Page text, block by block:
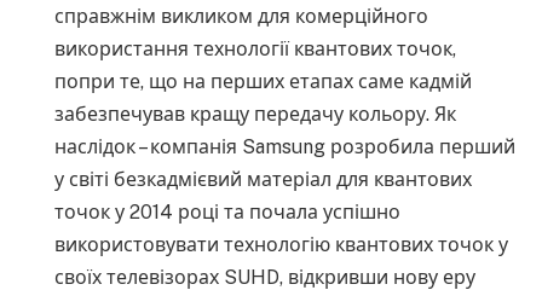
справжнім викликом для комерційного
використання технології квантових точок,
попри те, що на перших етапах саме кадмій
забезпечував кращу передачу кольору. Як
наслідок – компанія Samsung розробила перший
у світі безкадмієвий матеріал для квантових
точок у 2014 році та почала успішно
використовувати технологію квантових точок у
своїх телевізорах SUHD, відкривши нову еру